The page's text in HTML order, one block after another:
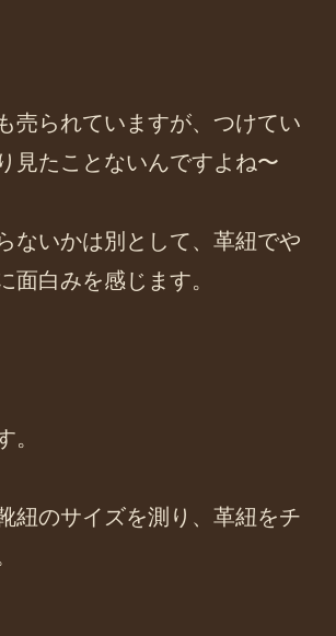
売られていますが、つけてい
見たことないんですよね〜
ないかは別として、革紐でや
面白みを感じます。
。
紐のサイズを測り、革紐をチ